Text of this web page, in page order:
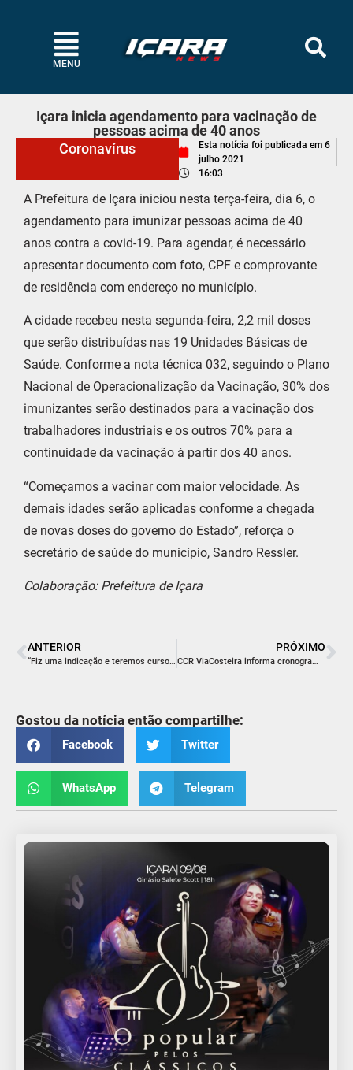
MENU
Içara inicia agendamento para vacinação de
pessoas acima de 40 anos
Coronavírus
Esta notícia foi publicada em 6
julho 2021
16:03
A Prefeitura de Içara iniciou nesta terça-feira, dia 6, o
agendamento para imunizar pessoas acima de 40
anos contra a covid-19. Para agendar, é necessário
apresentar documento com foto, CPF e comprovante
de residência com endereço no município.
A cidade recebeu nesta segunda-feira, 2,2 mil doses
que serão distribuídas nas 19 Unidades Básicas de
Saúde. Conforme a nota técnica 032, seguindo o Plano
Nacional de Operacionalização da Vacinação, 30% dos
imunizantes serão destinados para a vacinação dos
trabalhadores industriais e os outros 70% para a
continuidade da vacinação à partir dos 40 anos.
“Começamos a vacinar com maior velocidade. As
demais idades serão aplicadas conforme a chegada
de novas doses do governo do Estado”, reforça o
secretário de saúde do município, Sandro Ressler.
Colaboração: Prefeitura de Içara
ANTERIOR
“Fiz uma indicação e teremos cursos profissionalizantes em Içara”, destaca Max Luiz
PRÓXIMO
CCR ViaCosteira informa cronograma semanal de obras na BR-101 Sul
Gostou da notícia então compartilhe:
Facebook Twitter
WhatsApp Telegram